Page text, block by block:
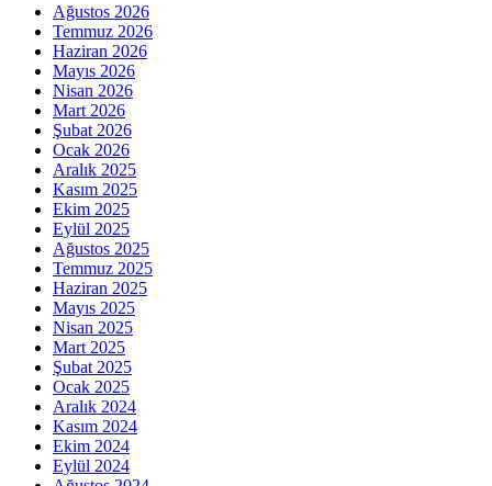
Ağustos 2026
Temmuz 2026
Haziran 2026
Mayıs 2026
Nisan 2026
Mart 2026
Şubat 2026
Ocak 2026
Aralık 2025
Kasım 2025
Ekim 2025
Eylül 2025
Ağustos 2025
Temmuz 2025
Haziran 2025
Mayıs 2025
Nisan 2025
Mart 2025
Şubat 2025
Ocak 2025
Aralık 2024
Kasım 2024
Ekim 2024
Eylül 2024